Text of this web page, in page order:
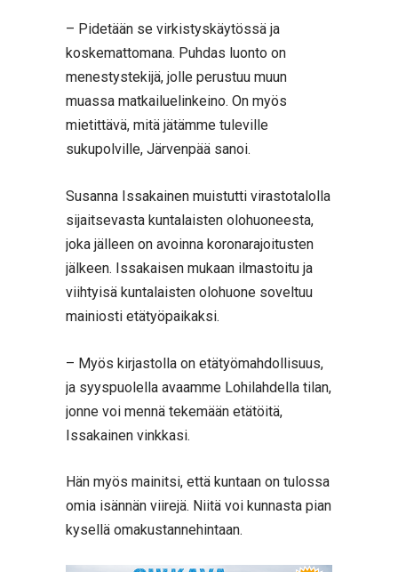
– Pidetään se virkistyskäytössä ja
koskemattomana. Puhdas luonto on
menestystekijä, jolle perustuu muun
muassa matkailuelinkeino. On myös
mietittävä, mitä jätämme tuleville
sukupolville, Järvenpää sanoi.
Susanna Issakainen muistutti virastotalolla
sijaitsevasta kuntalaisten olohuoneesta,
joka jälleen on avoinna koronarajoitusten
jälkeen. Issakaisen mukaan ilmastoitu ja
viihtyisä kuntalaisten olohuone soveltuu
mainiosti etätyöpaikaksi.
– Myös kirjastolla on etätyömahdollisuus,
ja syyspuolella avaamme Lohilahdella tilan,
jonne voi mennä tekemään etätöitä,
Issakainen vinkkasi.
Hän myös mainitsi, että kuntaan on tulossa
omia isännän viirejä. Niitä voi kunnasta pian
kysellä omakustannehintaan.